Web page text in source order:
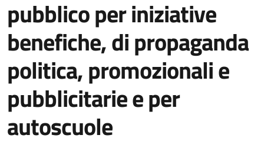
pubblico per iniziative
benefiche, di propaganda
politica, promozionali e
pubblicitarie e per
autoscuole